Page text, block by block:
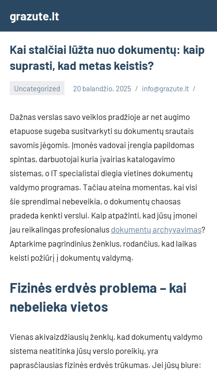
content
grazute.lt
Kai stalčiai lūžta nuo dokumentų: kaip
suprasti, kad metas keistis?
Uncategorized 20 balandžio, 2025 info@grazute.lt
Dažnas verslas savo veiklos pradžioje ar net augimo
etapuose sugeba susitvarkyti su dokumentų srautais
savomis jėgomis. Įmonės vadovai įrengia papildomas
spintas, darbuotojai kuria įvairias katalogavimo
sistemas, o IT specialistai diegia vietines dokumentų
valdymo programas. Tačiau ateina momentas, kai visi
šie sprendimai nebeveikia, o dokumentų chaosas
pradeda kenkti verslui. Kaip atpažinti, kad jūsų įmonei
jau reikalingas profesionalus dokumentų archyvavimas?
Aptarkime pagrindinius ženklus, rodančius, kad laikas
keisti požiūrį į dokumentų valdymą.
Fizinės erdvės problema – kai
nebelieka vietos
Vienas akivaizdžiausių ženklų, kad dokumentų valdymo
sistema neatitinka jūsų verslo poreikių, yra
paprasčiausias fizinės erdvės trūkumas. Jei jūsų biure: